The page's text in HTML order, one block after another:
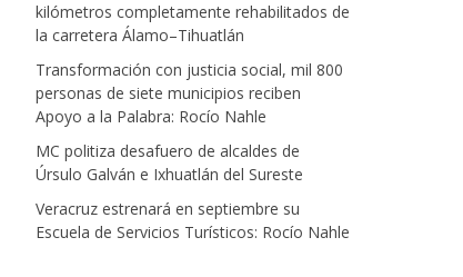
kilómetros completamente rehabilitados de
la carretera Álamo–Tihuatlán
Transformación con justicia social, mil 800
personas de siete municipios reciben
Apoyo a la Palabra: Rocío Nahle
MC politiza desafuero de alcaldes de
Úrsulo Galván e Ixhuatlán del Sureste
Veracruz estrenará en septiembre su
Escuela de Servicios Turísticos: Rocío Nahle